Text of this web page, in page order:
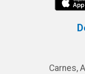
Carnes,